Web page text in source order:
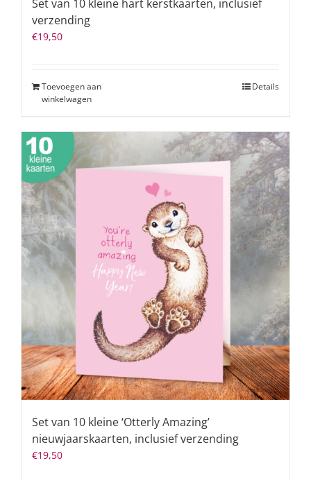
Set van 10 kleine hart kerstkaarten, inclusief
verzending
€19,50
Toevoegen aan
winkelwagen
Details
Set van 10 kleine ‘Otterly Amazing’
nieuwjaarskaarten, inclusief verzending
€19,50